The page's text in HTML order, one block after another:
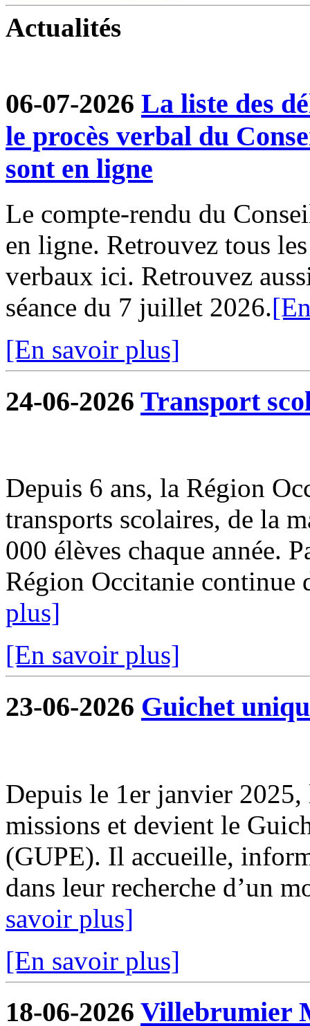
Actualités
06-07-2026 La liste des
le procès verbal du
sont en ligne
Le compte-rendu du
en ligne. Retrouvez tous
verbaux ici. Retrouvez
séance du 7 juillet 2026.
[En savoir plus]
24-06-2026 Transport
Depuis 6 ans, la Région
transports scolaires, de la
000 élèves chaque année.
Région Occitanie continue
plus]
[En savoir plus]
23-06-2026 Guichet
Depuis le 1er janvier 2025,
missions et devient le
(GUPE). Il accueille,
dans leur recherche d’un
savoir plus]
[En savoir plus]
18-06-2026 Villebrumier